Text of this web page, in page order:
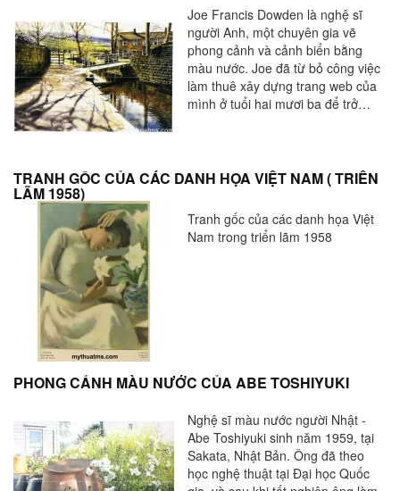
Joe Francis Dowden là nghệ sĩ
người Anh, một chuyên gia vẽ
phong cảnh và cảnh biển bằng
màu nước. Joe đã từ bỏ công việc
làm thuê xây dựng trang web của
mình ở tuổi hai mươi ba để trở
đã cho Joe tự do để khám phá
những khung cảnh đẹp giữa rừng
đất thấp và các dòng suối của
Weald ở miền Nam nước Anh.
TRANH GỐC CỦA CÁC DANH HỌA VIỆT NAM ( TRIỂN
LÃM 1958)
Tranh gốc của các danh họa Việt
Nam trong triển lãm 1958
PHONG CẢNH MÀU NƯỚC CỦA ABE TOSHIYUKI
Nghệ sĩ màu nước người Nhật -
Abe Toshiyuki sinh năm 1959, tại
Sakata, Nhật Bản. Ông đã theo
học nghệ thuật tại Đại học Quốc